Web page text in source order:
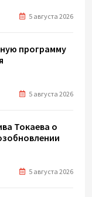
5 августа 2026
программу
5 августа 2026
Токаева о
5 августа 2026